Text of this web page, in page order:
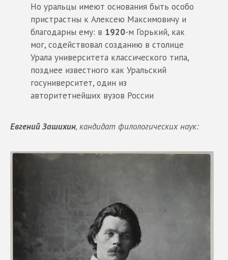
Но уральцы имеют основания быть особо
пристрастны к Алексею Максимовичу и
благодарны ему: в 1920-м Горький, как
мог, содействовал созданию в столице
Урала университета классического типа,
позднее известного как Уральский
госуниверситет, один из
авторитетнейших вузов России
Евгений Зашихин, кандидат филологических наук: